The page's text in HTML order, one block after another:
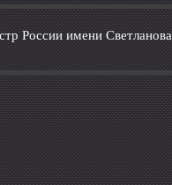
России имени Светланова